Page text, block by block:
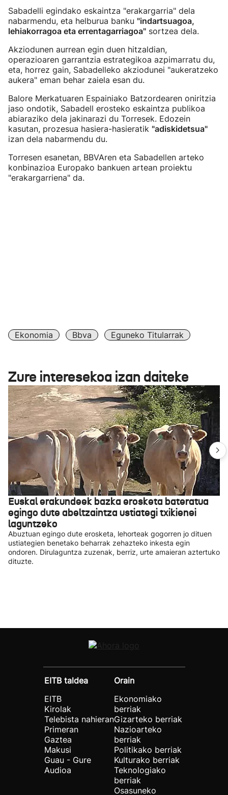
Sabadelli egindako eskaintza "erakargarria" dela
nabarmendu, eta helburua banku "indartsuagoa,
lehiakorragoa eta errentagarriagoa" sortzea dela.
Akziodunen aurrean egin duen hitzaldian,
operazioaren garrantzia estrategikoa azpimarratu du,
eta, horrez gain, Sabadelleko akziodunei "aukeratzeko
aukera" eman behar zaiela esan du.
Balore Merkatuaren Espainiako Batzordearen oniritzia
jaso ondotik, Sabadell erosteko eskaintza publikoa
abiaraziko dela jakinarazi du Torresek. Edozein
kasutan, prozesua hasiera-hasieratik "adiskidetsua"
izan dela nabarmendu du.
Torresen esanetan, BBVAren eta Sabadellen arteko
konbinazioa Europako bankuen artean proiektu
"erakargarriena" da.
Ekonomia Bbva Eguneko Titularrak
Zure interesekoa izan daiteke
Euskal erakundeek bazka erosketa bateratua
egingo dute abeltzaintza ustiategi txikienei
laguntzeko
Abuztuan egingo dute erosketa, lehorteak gogorren jo dituen
ustiategien benetako beharrak zehazteko inkesta egin
ondoren. Dirulaguntza zuzenak, berriz, urte amaieran aztertuko
dituzte.
EITB taldea
EITB
Kirolak
Telebista nahieran
Primeran
Gaztea
Makusi
Guau - Gure
Audioa
Orain
Ekonomiako
berriak
Gizarteko berriak
Nazioarteko
berriak
Politikako berriak
Kulturako berriak
Teknologiako
berriak
Osasuneko